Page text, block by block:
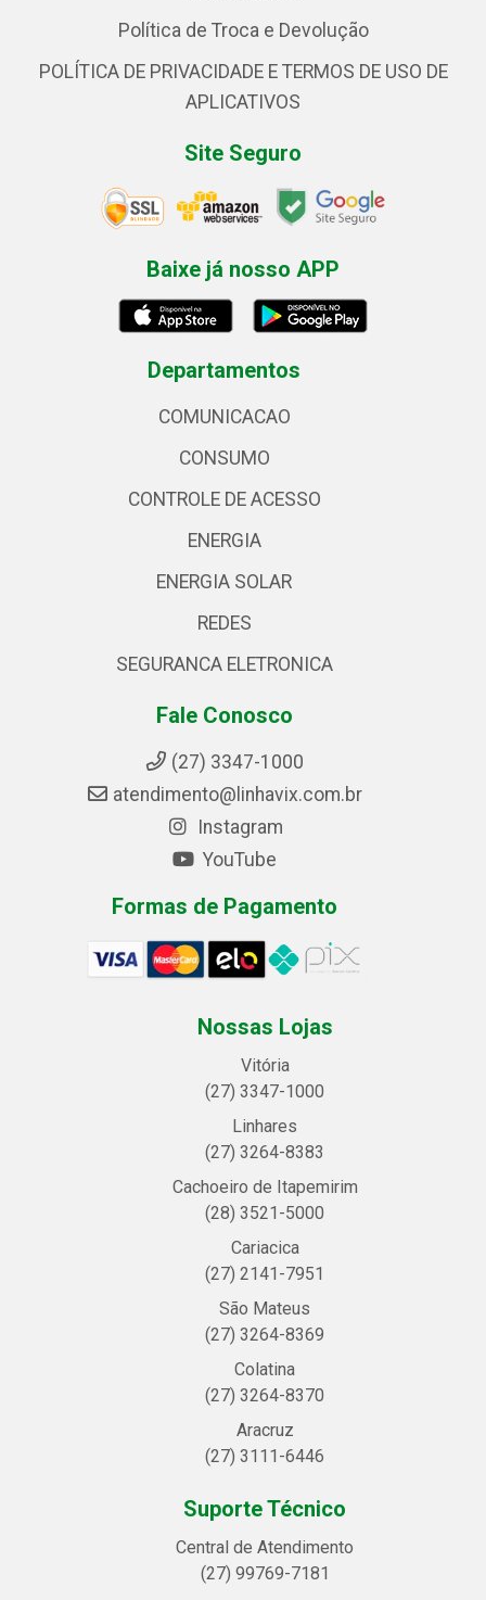
Política de Troca e Devolução
POLÍTICA DE PRIVACIDADE E TERMOS DE USO DE
APLICATIVOS
Site Seguro
Baixe já nosso APP
Departamentos
COMUNICACAO
CONSUMO
CONTROLE DE ACESSO
ENERGIA
ENERGIA SOLAR
REDES
SEGURANCA ELETRONICA
Fale Conosco
(27) 3347-1000
atendimento@linhavix.com.br
Instagram
YouTube
Formas de Pagamento
Nossas Lojas
Vitória
(27) 3347-1000
Linhares
(27) 3264-8383
Cachoeiro de Itapemirim
(28) 3521-5000
Cariacica
(27) 2141-7951
São Mateus
(27) 3264-8369
Colatina
(27) 3264-8370
Aracruz
(27) 3111-6446
Suporte Técnico
Central de Atendimento
(27) 99769-7181